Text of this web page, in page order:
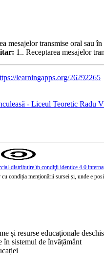
mesajelor transmise oral sau
1.. Receptarea mesajelor
learningapps.org/26292265
- Liceul Teoretic Radu
distribuire în condiţii identice 4.0
condiția menționării sursei și, unde e
și resurse educaționale
sistemul de învățământ